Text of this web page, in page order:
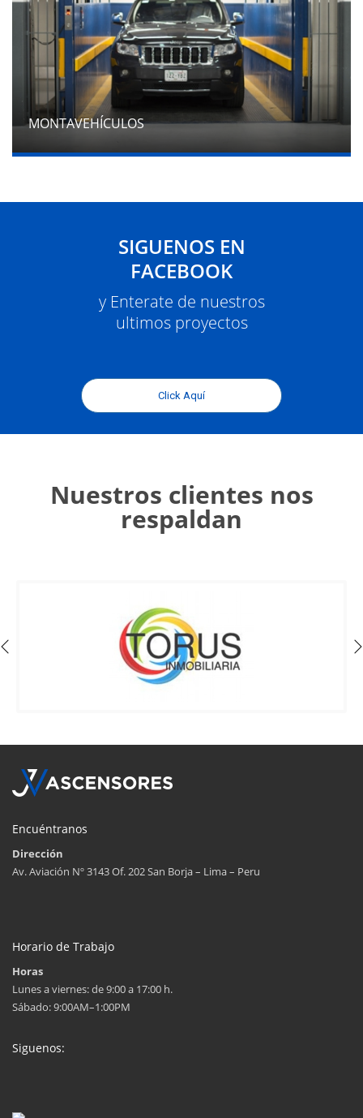
MONTAVEHÍCULOS
SIGUENOS EN
FACEBOOK
y Enterate de nuestros
ultimos proyectos
Click Aquí
Nuestros clientes nos
respaldan
Encuéntranos
Dirección
Av. Aviación Nº 3143 Of. 202 San Borja – Lima – Peru
Horario de Trabajo
Horas
Lunes a viernes: de 9:00 a 17:00 h.
Sábado: 9:00AM–1:00PM
Siguenos: